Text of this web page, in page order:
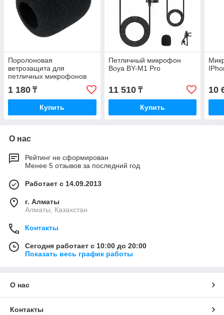
Поролоновая
ветрозащита для
петличных микрофонов
Boya BY-B05F
1 180 ₸
Купить
Петличный микрофон
Boya BY-M1 Pro
11 510₸
Купить
10
О нас
Рейтинг не сформирован
Менее 5 отзывов за последний год
Работает с 14.09.2013
г. Алматы
Алматы, Казахстан
Контакты
Сегодня работает с 10:00 до 20:00
Показать весь график работы
О нас
Контакты